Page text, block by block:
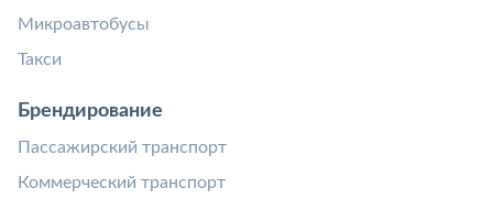
Микроавтобусы
Такси
Брендирование
Пассажирский транспорт
Коммерческий транспорт